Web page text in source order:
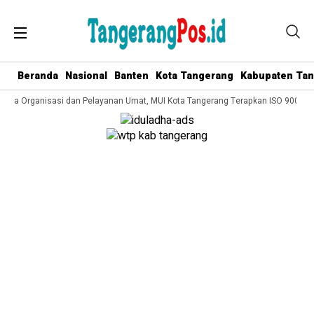
Beranda Nasional Banten Kota Tangerang Kabupaten
Organisasi dan Pelayanan Umat, MUI Kota Tangerang Terapkan ISO